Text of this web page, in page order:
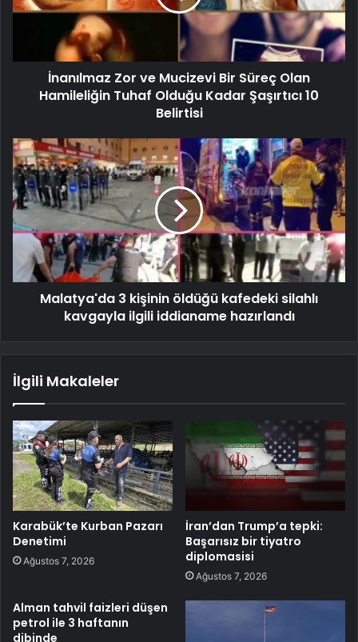
İnanılmaz Zor ve Mucizevi Bir Süreç Olan
Hamileliğin Tuhaf Olduğu Kadar Şaşırtıcı 10
Belirtisi
Malatya'da 3 kişinin öldüğü kafedeki silahlı
kavgayla ilgili iddianame hazırlandı
İlgili Makaleler
Karabük’te Kurban Pazarı
Denetimi
Ağustos 7, 2026
İran’dan Trump’a tepki:
Başarısız bir tiyatro
diplomasisi
Ağustos 7, 2026
Alman tahvil faizleri düşen
petrol ile 3 haftanın
dibinde